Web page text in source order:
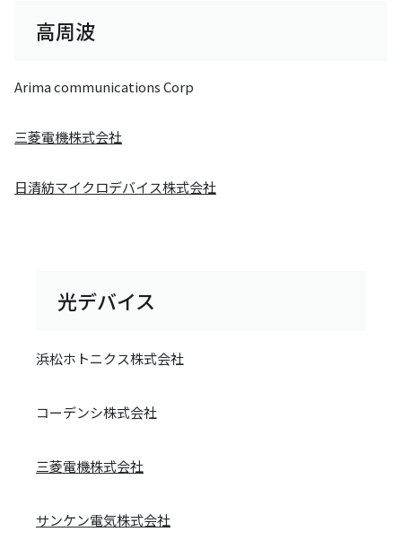
高周波
Arima communications Corp
三菱電機株式会社
日清紡マイクロデバイス株式会社
光デバイス
浜松ホトニクス株式会社
コーデンシ株式会社
三菱電機株式会社
サンケン電気株式会社